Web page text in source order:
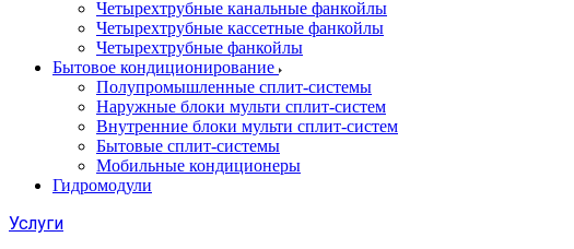
Четырехтрубные канальные фанкойлы
Четырехтрубные кассетные фанкойлы
Четырехтрубные фанкойлы
Бытовое кондиционирование
Полупромышленные сплит-системы
Наружные блоки мульти сплит-систем
Внутренние блоки мульти сплит-систем
Бытовые сплит-системы
Мобильные кондиционеры
Гидромодули
Услуги